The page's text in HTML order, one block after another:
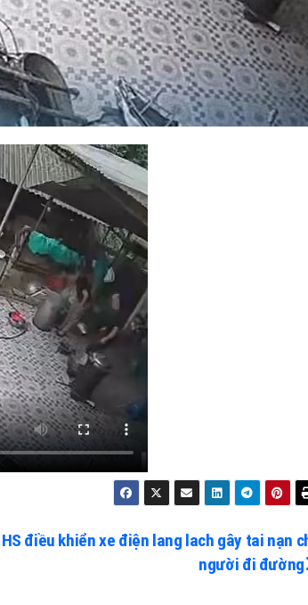
HS điều khiển xe điện lang lach gây tai nạn
người đi đường